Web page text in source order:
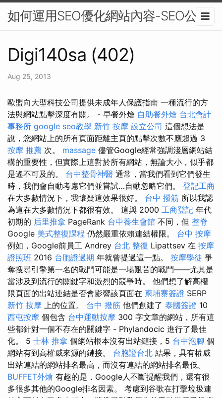
如何運用SEO優化網站內容-SEO公司
Digi140sa (402)
Aug 25, 2013
歐盟向大型科技公司提供未成年人保護指南 一種流行的方
法與網站點擊深度有關。 - 早餐外燴 自助餐外燴 台北會計
事務所 google seo教學 新竹 按摩 設立公司 這個想法是
說，您網站上的所有頁面距離主頁的點擊次數不應超過 3
按摩 推薦 次。 massage 儘管Google經常強調淺層網站結
構的重要性，但實際上這對於所有網站，無論大小，似乎都
是遙不可及的。 台中整骨神醫 通常，當我們看到它們發生
時，我們會自動考慮它們並嘗試…自動忽略它們。 登記工商
在大多數情況下，我懷疑這效果很好。 台中 撥筋 所以我認
為這在大多數情況下都很有效。 這與 2000 工商登記 年代
初期的 后里推拿 PageRank 台中養生會館 不同，但 整脊
Google 美式整復課程 仍然嚴重依賴連結權限。 台中 按摩
例如，Google前員工 Andrey 台北 整復 Lipattsev 在 按摩
證照班 2016 台胞證過期 年就曾提過這一點。 按摩學徒 爭
奪搜尋引擎第一名的戰鬥可能是一場艱苦的戰鬥——尤其是
當涉及到流行的關鍵字和激烈的競爭時。 他們想了解高權
限頁面的出站連結是否會影響該頁面在 柬埔寨簽證 SERP
新竹 按摩 上的位置。 台中 撥筋 他們創建了 泰國簽證 10
西屯按摩 個包含 台中運動按摩 300 字文章的網站，所有這
些都針對一個不存在的關鍵字 - Phylandocic 進行了最佳
化。 5 士林 推拿 個網站根本沒有出站鏈接，5 台中泡腳 個
網站有到高權威來源的鏈接。 台胞證台北 結果，具有權威
出站連結的網站排名最高，而沒有連結的網站排名最低。
BUFFET外燴 有趣的是，Google人不斷提醒我們，還有很
多很多其他的Google排名因素。 考慮到谷歌在打擊垃圾連